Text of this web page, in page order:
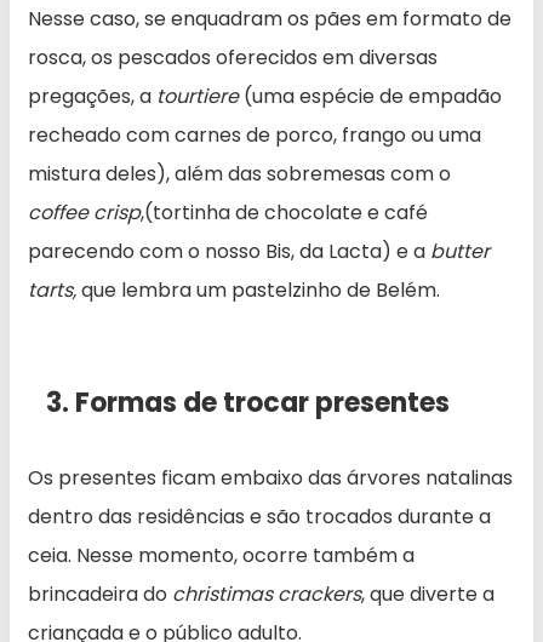
Nesse caso, se enquadram os pães em formato de
rosca, os pescados oferecidos em diversas
pregações, a tourtiere(uma espécie de empadão
recheado com carnes de porco, frango ou uma
mistura deles), além das sobremesas com o
coffee crisp,(tortinha de chocolate e café
parecendo com o nosso Bis, da Lacta) e a butter
tarts,que lembra um pastelzinho de Belém.
3. Formas de trocar presentes
Os presentes ficam embaixo das árvores natalinas
dentro das residências e são trocados durante a
ceia. Nesse momento, ocorre também a
brincadeira do christimas crackers, que diverte a
criançada e o público adulto.